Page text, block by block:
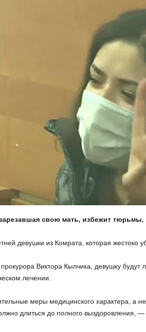
свою мать, избежит тюрьмы,
девушки из Комрата, которая жестоко
Виктора Кылчика, девушку будут
лечении.
меры медицинского характера, а не
длиться до полного выздоровления, —